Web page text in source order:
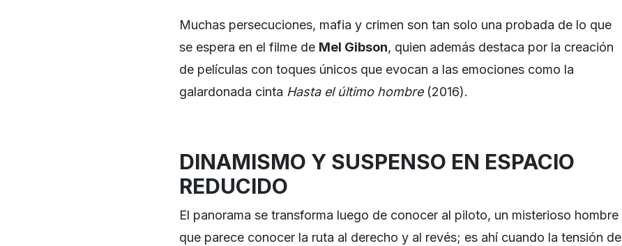
Muchas persecuciones, mafia y crimen son tan solo una probada de lo que
se espera en el filme de Mel Gibson, quien además destaca por la creación
de películas con toques únicos que evocan a las emociones como la
galardonada cinta Hasta el último hombre(2016).
DINAMISMO Y SUSPENSO EN ESPACIO
REDUCIDO
El panorama se transforma luego de conocer al piloto, un misterioso hombre
que parece conocer la ruta al derecho y al revés; es ahí cuando la tensión de